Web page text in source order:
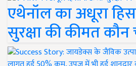
एथेनॉल का अधूरा
सुरक्षा की कीमत कौन